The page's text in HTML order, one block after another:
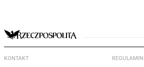
KONTAKT REGULAMIN